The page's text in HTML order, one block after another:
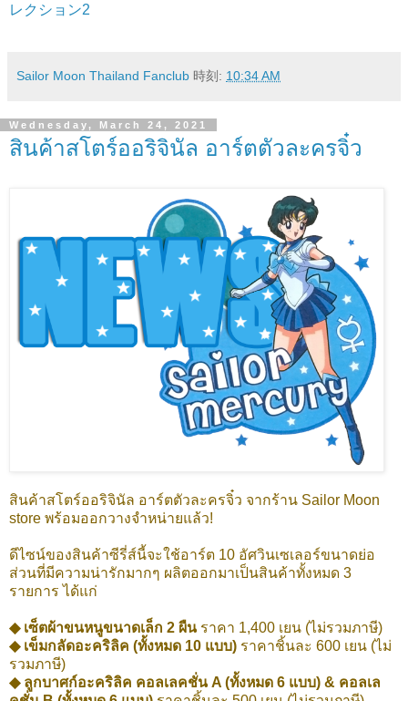
レクション2
Sailor Moon Thailand Fanclub 時刻: 10:34 AM
Wednesday, March 24, 2021
สินค้าสโตร์ออริจินัล อาร์ตตัวละครจิ๋ว
สินค้าสโตร์ออริจินัล อาร์ตตัวละครจิ๋ว จากร้าน Sailor Moon
store พร้อมออกวางจำหน่ายแล้ว!
ดีไซน์ของสินค้าซีรี่ส์นี้จะใช้อาร์ต 10 อัศวินเซเลอร์ขนาดย่อ
ส่วนที่มีความน่ารักมากๆ ผลิตออกมาเป็นสินค้าทั้งหมด 3
รายการ ได้แก่
◆ เซ็ตผ้าขนหนูขนาดเล็ก 2 ผืน ราคา 1,400 เยน (ไม่รวมภาษี)
◆ เข็มกลัดอะคริลิค (ทั้งหมด 10 แบบ) ราคาชิ้นละ 600 เยน (ไม่
รวมภาษี)
◆ ลูกบาศก์อะคริลิค คอลเลคชั่น A (ทั้งหมด 6 แบบ) & คอลเล